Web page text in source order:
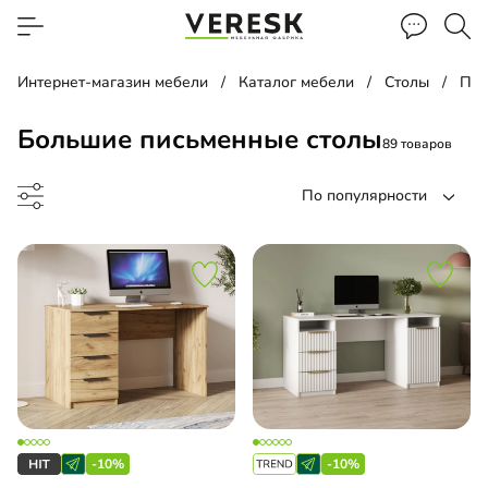
Интернет-магазин мебели Каталог мебели Столы
Большие письменные столы89 товаров
По популярности
стол
стол подвесной
зона -10% -10%